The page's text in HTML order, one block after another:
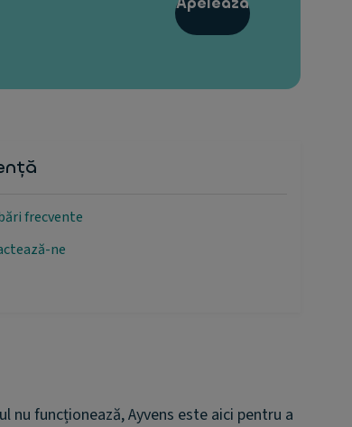
frecvente
ne
nu funcționează, Ayvens este aici pentru a